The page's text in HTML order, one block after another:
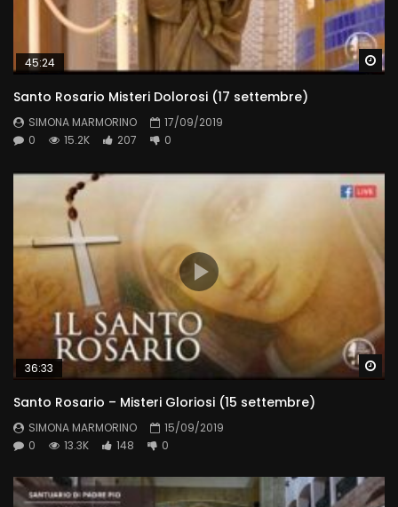
45:24
Santo Rosario Misteri Dolorosi (17 settembre)
SIMONA MARMORINO
17/09/2019
0
15.2K 207 0
36:33
Santo Rosario – Misteri Gloriosi (15 settembre)
SIMONA MARMORINO
15/09/2019
0
13.3K 148 0